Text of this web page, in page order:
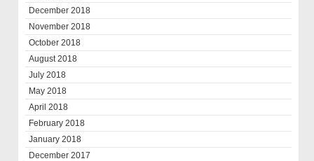
December 2018
November 2018
October 2018
August 2018
July 2018
May 2018
April 2018
February 2018
January 2018
December 2017